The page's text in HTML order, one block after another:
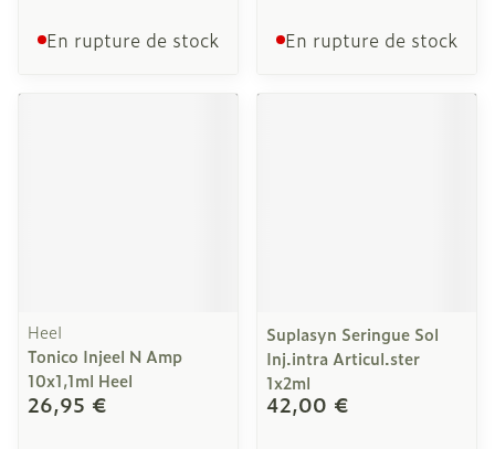
En rupture de stock En rupture de stock
Heel
Tonico Injeel N Amp
10x1,1ml Heel
26,95 €
Suplasyn Seringue Sol
Inj.intra Articul.ster
1x2ml
42,00 €